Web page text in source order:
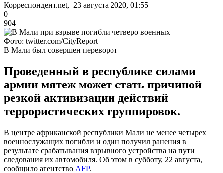
Корреспондент.net, 23 августа 2020, 01:55
0
904
Фото: twitter.com/CityReport
В Мали был совершен переворот
Проведенный в республике силами
армии мятеж может стать причиной
резкой активизации действий
террористических группировок.
В центре африканской республики Мали не менее четырех
военнослужащих погибли и один получил ранения в
результате срабатывания взрывного устройства на пути
следования их автомобиля. Об этом в субботу, 22 августа,
сообщило агентство AFP.